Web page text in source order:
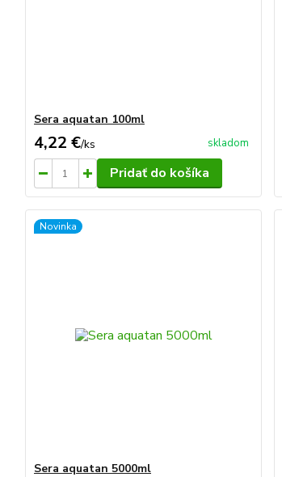
Sera aquatan 100ml
4,22 €/ks skladom
Pridať do košíka
Novinka
Sera aquatan 5000ml